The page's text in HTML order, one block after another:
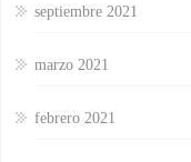
septiembre 2021
marzo 2021
febrero 2021